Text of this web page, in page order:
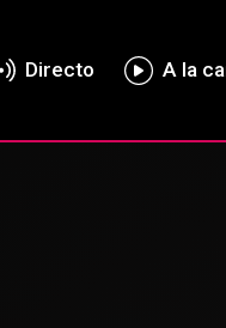
Directo A la